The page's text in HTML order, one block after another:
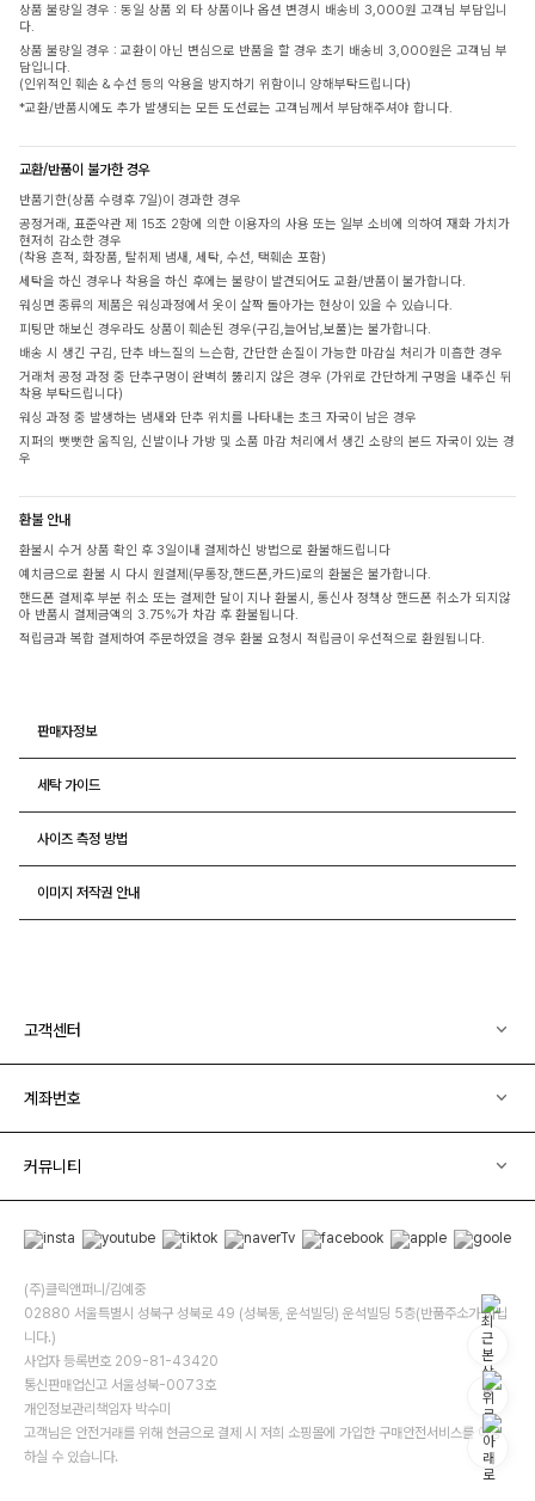
상품 불량일 경우 : 동일 상품 외 타 상품이나 옵션 변경시 배송비 3,000원 고객님 부담입니
다.
상품 불량일 경우 : 교환이 아닌 변심으로 반품을 할 경우 초기 배송비 3,000원은 고객님 부
담입니다.
(인위적인 훼손 & 수선 등의 악용을 방지하기 위함이니 양해부탁드립니다)
*교환/반품시에도 추가 발생되는 모든 도선료는 고객님께서 부담해주셔야 합니다.
교환/반품이 불가한 경우
반품기한(상품 수령후 7일)이 경과한 경우
공정거래, 표준약관 제 15조 2항에 의한 이용자의 사용 또는 일부 소비에 의하여 재화 가치가
현저히 감소한 경우
(착용 흔적, 화장품, 탈취제 냄새, 세탁, 수선, 택훼손 포함)
세탁을 하신 경우나 착용을 하신 후에는 불량이 발견되어도 교환/반품이 불가합니다.
워싱면 종류의 제품은 워싱과정에서 옷이 살짝 돌아가는 현상이 있을 수 있습니다.
피팅만 해보신 경우라도 상품이 훼손된 경우(구김,늘어남,보풀)는 불가합니다.
배송 시 생긴 구김, 단추 바느질의 느슨함, 간단한 손질이 가능한 마감실 처리가 미흡한 경우
거래처 공정 과정 중 단추구멍이 완벽히 뚫리지 않은 경우 (가위로 간단하게 구멍을 내주신 뒤
착용 부탁드립니다)
워싱 과정 중 발생하는 냄새와 단추 위치를 나타내는 초크 자국이 남은 경우
지퍼의 뻣뻣한 움직임, 신발이나 가방 및 소품 마감 처리에서 생긴 소량의 본드 자국이 있는 경
우
환불 안내
환불시 수거 상품 확인 후 3일이내 결제하신 방법으로 환불해드립니다
예치금으로 환불 시 다시 원결제(무통장,핸드폰,카드)로의 환불은 불가합니다.
핸드폰 결제후 부분 취소 또는 결제한 달이 지나 환불시, 통신사 정책상 핸드폰 취소가 되지않
아 반품시 결제금액의 3.75%가 차감 후 환불됩니다.
적립금과 복합 결제하여 주문하였을 경우 환불 요청시 적립금이 우선적으로 환원됩니다.
판매자정보
세탁 가이드
사이즈 측정 방법
이미지 저작권 안내
고객센터
계좌번호
커뮤니티
(주)클릭앤퍼니/김예중
02880 서울특별시 성북구 성북로 49 (성북동, 운석빌딩) 운석빌딩 5층(반품주소가 아닙
니다.)
사업자 등록번호 209-81-43420
통신판매업신고 서울성북-0073호
개인정보관리책임자 박수미
고객님은 안전거래를 위해 현금으로 결제 시 저희 소핑몰에 가입한 구매안전서비스를 이용
하실 수 있습니다.